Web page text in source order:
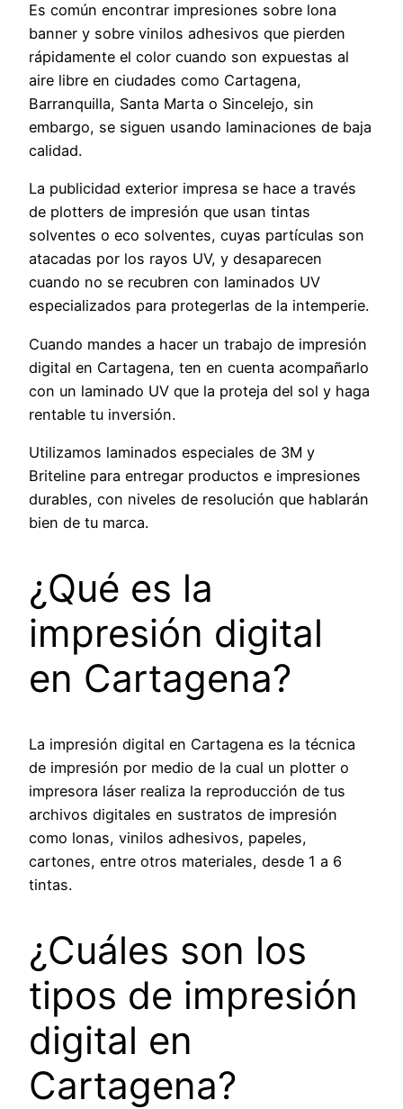
Es común encontrar impresiones sobre lona
banner y sobre vinilos adhesivos que pierden
rápidamente el color cuando son expuestas al
aire libre en ciudades como Cartagena,
Barranquilla, Santa Marta o Sincelejo, sin
embargo, se siguen usando laminaciones de baja
calidad.
La publicidad exterior impresa se hace a través
de plotters de impresión que usan tintas
solventes o eco solventes, cuyas partículas son
atacadas por los rayos UV, y desaparecen
cuando no se recubren con laminados UV
especializados para protegerlas de la intemperie.
Cuando mandes a hacer un trabajo de impresión
digital en Cartagena, ten en cuenta acompañarlo
con un laminado UV que la proteja del sol y haga
rentable tu inversión.
Utilizamos laminados especiales de 3M y
Briteline para entregar productos e impresiones
durables, con niveles de resolución que hablarán
bien de tu marca.
¿Qué es la
impresión digital
en Cartagena?
La impresión digital en Cartagena es la técnica
de impresión por medio de la cual un plotter o
impresora láser realiza la reproducción de tus
archivos digitales en sustratos de impresión
como lonas, vinilos adhesivos, papeles,
cartones, entre otros materiales, desde 1 a 6
tintas.
¿Cuáles son los
tipos de impresión
digital en
Cartagena?